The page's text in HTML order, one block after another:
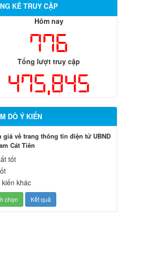
KÊ TRUY CẬP
Hôm nay
776
Tổng lượt truy cập
475,845
DÒ Ý KIẾN
giá về trang thông tin điện tử UBND
Cát Tiên
tốt
kiến khác